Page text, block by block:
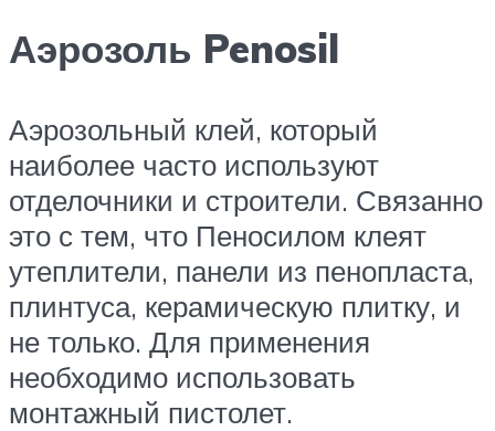
Аэрозоль Penosil
Аэрозольный клей, который
наиболее часто используют
отделочники и строители. Связанно
это с тем, что Пеносилом клеят
утеплители, панели из пенопласта,
плинтуса, керамическую плитку, и
не только. Для применения
необходимо использовать
монтажный пистолет.